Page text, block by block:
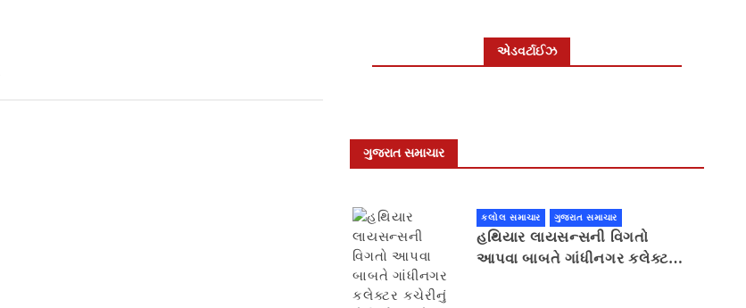
એડવર્ટાઈઝ
ગુજરાત સમાચાર
કલોલ સમાચાર ગુજરાત સમાચાર
હથિયાર લાયસન્સની વિગતો
આપવા બાબતે ગાંધીનગર કલેક્ટર